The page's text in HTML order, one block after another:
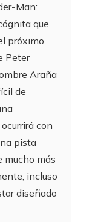
Man:
que
próximo
Peter
Araña
de
con
pista
mucho más
incluso
diseñado